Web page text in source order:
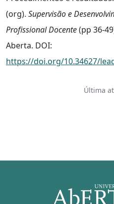
(org). Supervisão e
Profissional Docente(pp 36-
Aberta. DOI:
https://doi.org/10.34627/
Última